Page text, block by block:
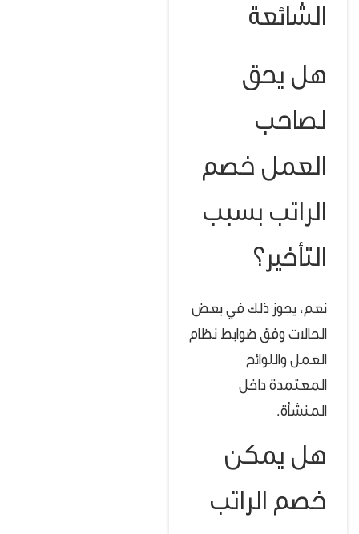
الشائعة
هل يحق
لصاحب
العمل خصم
الراتب بسبب
التأخير؟
نعم، يجوز ذلك في بعض
الحالات وفق ضوابط نظام
العمل واللوائح
المعتمدة داخل
المنشأة.
هل يمكن
خصم الراتب